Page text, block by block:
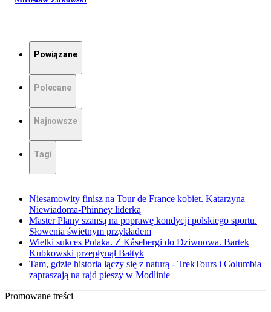
Powiązane
Polecane
Najnowsze
Tagi
Niesamowity finisz na Tour de France kobiet. Katarzyna
Niewiadoma-Phinney liderką
Master Plany szansą na poprawę kondycji polskiego sportu.
Słowenia świetnym przykładem
Wielki sukces Polaka. Z Kåsebergi do Dziwnowa. Bartek
Kubkowski przepłynął Bałtyk
Tam, gdzie historia łączy się z naturą - TrekTours i Columbia
zapraszają na rajd pieszy w Modlinie
Promowane treści